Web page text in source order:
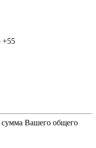
+55
Вашего общего